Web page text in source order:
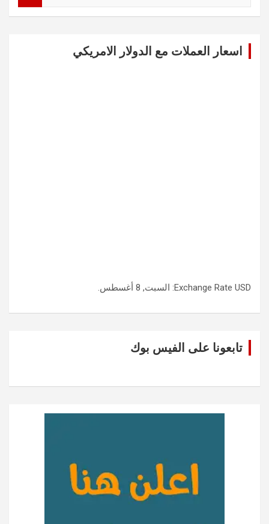
اسعار العملات مع الدولار الامريكي
Exchange Rate USD : السبت, 8 أغسطس.
تابعونا على الفيس بوك